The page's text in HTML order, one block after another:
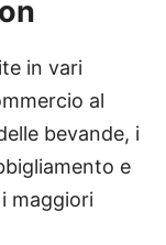
in vari
al
bevande, i
e
maggiori